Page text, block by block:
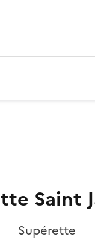
Saint
Supérette